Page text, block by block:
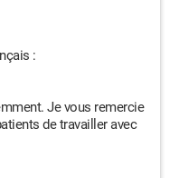
:
Je vous remercie
de travailler avec